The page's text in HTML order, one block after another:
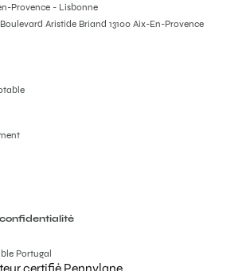
Provence - Lisbonne
Aristide Briand 13100 Aix-En-Provence
Portugal
certifié Pennylane